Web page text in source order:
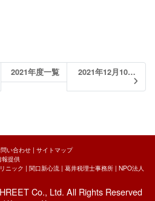
2021年度一覧 2021年12月10…
い合わせ | サイトマップ
報提供
ニック | 関口新心流 | 葛井税理士事務所 | NPO法人
Co., Ltd. All Rights Reserved